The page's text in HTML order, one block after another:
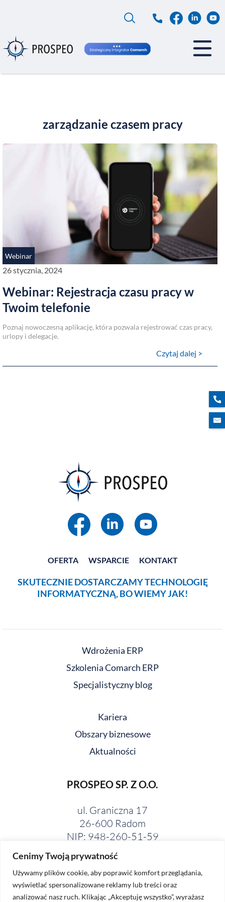
Cenimy Twoją prywatność
Używamy plików cookie, aby poprawić komfort przeglądania,
wyświetlać spersonalizowane reklamy lub treści oraz
analizować nasz ruch. Klikając „Akceptuję wszystko”, wyrażasz
zarządzanie czasem pracy
Webinar
26 stycznia, 2024
Webinar: Rejestracja czasu pracy w
Twoim telefonie
Poznaj nowoczesną aplikację, która pozwala rejestrować czas pracy,
urlopy i delegacje.
Czytaj dalej >
OFERTA WSPARCIE KONTAKT
SKUTECZNIE DOSTARCZAMY TECHNOLOGIĘ
INFORMATYCZNĄ, BO WIEMY JAK!
PROSPEO SP. Z O.O.
ul. Graniczna 17
26-600 Radom
NIP: 948-260-51-59
Wdrożenia ERP
Szkolenia Comarch ERP
Specjalistyczny blog
Kariera
Obszary biznesowe
Aktualności